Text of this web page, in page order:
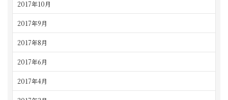
2017年10月
2017年9月
2017年8月
2017年6月
2017年4月